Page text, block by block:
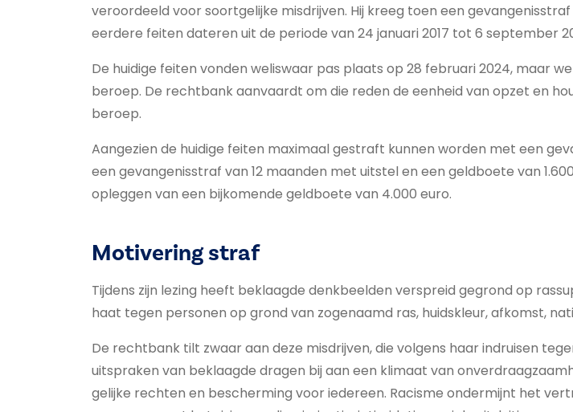
veroordeeld voor soortgelijke misdrijven. Hij kreeg toen een
eerdere feiten dateren uit de periode van 24 januari 2017 tot 6 september
De huidige feiten vonden weliswaar pas plaats op 28 februari 2024, maar
beroep. De rechtbank aanvaardt om die reden de eenheid van opzet en
beroep.
Aangezien de huidige feiten maximaal gestraft kunnen worden met een
een gevangenisstraf van 12 maanden met uitstel en een geldboete van
opleggen van een bijkomende geldboete van 4.000 euro.
Motivering straf
Tijdens zijn lezing heeft beklaagde denkbeelden verspreid gegrond op
haat tegen personen op grond van zogenaamd ras, huidskleur, afkomst,
De rechtbank tilt zwaar aan deze misdrijven, die volgens haar indruisen
uitspraken van beklaagde dragen bij aan een klimaat van
gelijke rechten en bescherming voor iedereen. Racisme ondermijnt het